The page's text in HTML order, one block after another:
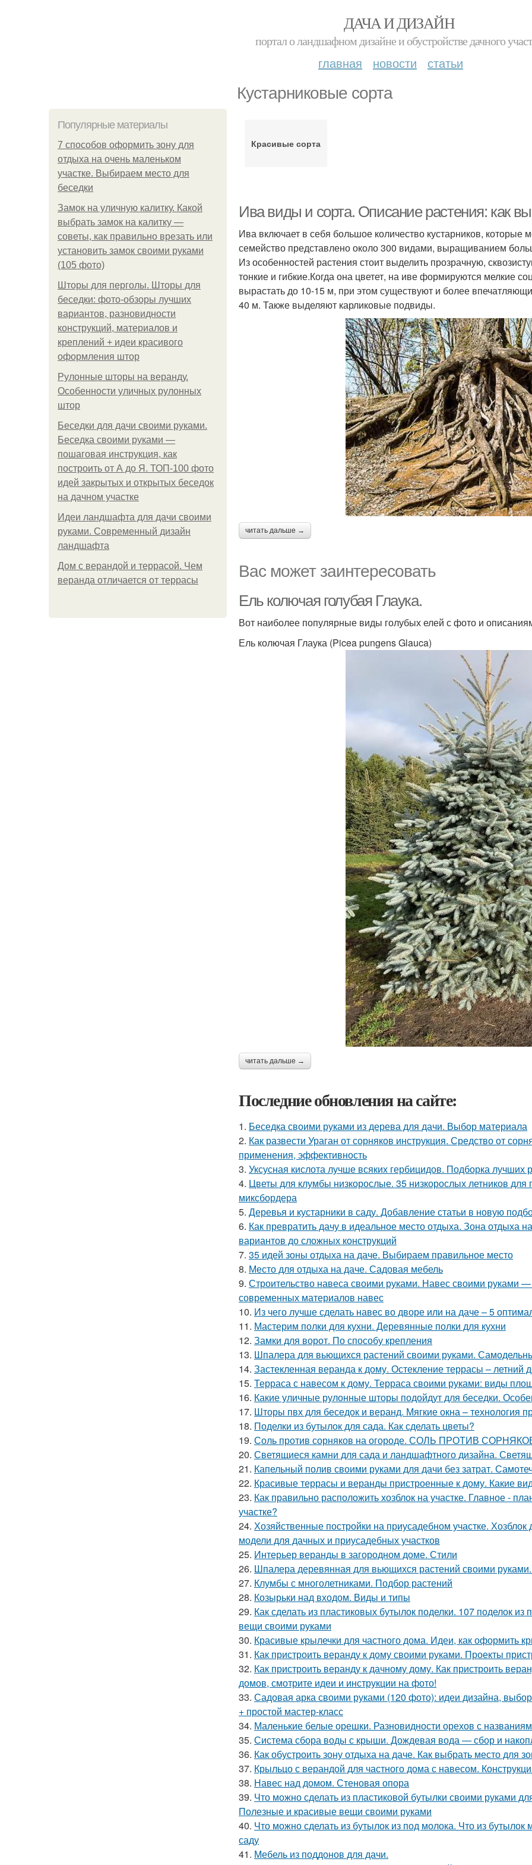
ДАЧА И ДИЗАЙН
портал о ландшафном дизайне и обустройстве дачного
главная новости статьи
Кустарниковые сорта
Популярные материалы
7 способов оформить зону для
отдыха на очень маленьком
участке. Выбираем место для
беседки
Замок на уличную калитку. Какой
выбрать замок на калитку —
советы, как правильно врезать или
установить замок своими руками
(105 фото)
Шторы для перголы. Шторы для
беседки: фото-обзоры лучших
вариантов, разновидности
конструкций, материалов и
креплений + идеи красивого
оформления штор
Рулонные шторы на веранду.
Особенности уличных рулонных
штор
Беседки для дачи своими руками.
Беседка своими руками —
пошаговая инструкция, как
построить от А до Я. ТОП-100 фото
идей закрытых и открытых беседок
на дачном участке
Идеи ландшафта для дачи своими
руками. Современный дизайн
ландшафта
Дом с верандой и террасой. Чем
веранда отличается от террасы
Красивые сорта
Ива виды и сорта. Описание растения: как
Ива включает в себя большое количество кустарников, которые
семейство представлено около 300 видами, выращиванием
Из особенностей растения стоит выделить прозрачную,
тонкие и гибкие.Когда она цветет, на иве формируются мелкие
вырастать до 10-15 м, при этом существуют и более
40 м. Также выделяют карликовые подвиды.
читать дальше →
Вас может заинтересовать
Ель колючая голубая Глаука.
Вот наиболее популярные виды голубых елей с фото и
Ель колючая Глаука (Picea pungens Glauca)
читать дальше →
Последние обновления на сайте:
1. Беседка своими руками из дерева для дачи. Выбор материала
2. Как развести Ураган от сорняков инструкция. Средство от
применения, эффективность
3. Уксусная кислота лучше всяких гербицидов. Подборка лучших
4. Цветы для клумбы низкорослые. 35 низкорослых летников
миксбордера
5. Деревья и кустарники в саду. Добавление статьи в новую
6. Как превратить дачу в идеальное место отдыха. Зона отдыха
вариантов до сложных конструкций
7. 35 идей зоны отдыха на даче. Выбираем правильное место
8. Место для отдыха на даче. Садовая мебель
9. Строительство навеса своими руками. Навес своими руками —
современных материалов навес
10. Из чего лучше сделать навес во дворе или на даче – 5
11. Мастерим полки для кухни. Деревянные полки для кухни
12. Замки для ворот. По способу крепления
13. Шпалера для вьющихся растений своими руками.
14. Застекленная веранда к дому. Остекление террасы – летний
15. Терраса с навесом к дому. Терраса своими руками: виды
16. Какие уличные рулонные шторы подойдут для беседки.
17. Шторы пвх для беседок и веранд. Мягкие окна – технология
18. Поделки из бутылок для сада. Как сделать цветы?
19. Соль против сорняков на огороде. СОЛЬ ПРОТИВ
20. Светящиеся камни для сада и ландшафтного дизайна.
21. Капельный полив своими руками для дачи без затрат.
22. Красивые террасы и веранды пристроенные к дому. Какие
23. Как правильно расположить хозблок на участке. Главное -
участке?
24. Хозяйственные постройки на приусадебном участке.
модели для дачных и приусадебных участков
25. Интерьер веранды в загородном доме. Стили
26. Шпалера деревянная для вьющихся растений своими
27. Клумбы с многолетниками. Подбор растений
28. Козырьки над входом. Виды и типы
29. Как сделать из пластиковых бутылок поделки. 107 поделок
вещи своими руками
30. Красивые крылечки для частного дома. Идеи, как оформить
31. Как пристроить веранду к дому своими руками. Проекты
32. Как пристроить веранду к дачному дому. Как пристроить
домов, смотрите идеи и инструкции на фото!
33. Садовая арка своими руками (120 фото): идеи дизайна,
+ простой мастер-класс
34. Маленькие белые орешки. Разновидности орехов с
35. Система сбора воды с крыши. Дождевая вода — сбор и
36. Как обустроить зону отдыха на даче. Как выбрать место для
37. Крыльцо с верандой для частного дома с навесом.
38. Навес над домом. Стеновая опора
39. Что можно сделать из пластиковой бутылки своими руками
Полезные и красивые вещи своими руками
40. Что можно сделать из бутылок из под молока. Что из бутылок
саду
41. Мебель из поддонов для дачи.